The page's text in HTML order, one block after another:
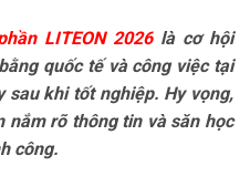
LITEON 2026là cơ hội
quốc tế và công việc tại
sau khi tốt nghiệp. Hy vọng,
nắm rõ thông tin và săn học
công.